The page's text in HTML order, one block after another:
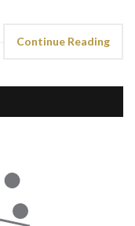
Continue Reading